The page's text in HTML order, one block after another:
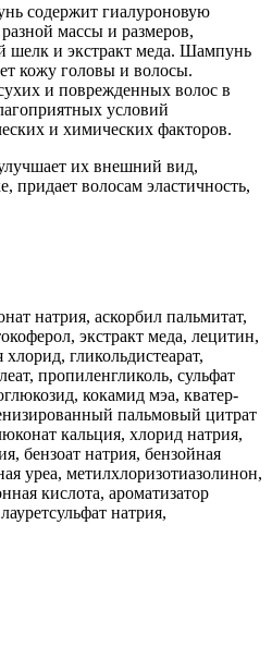
содержит гиалуроновую
массы и размеров,
шелк и экстракт меда. Шампунь
кожу головы и волосы.
и поврежденных волос в
условий
и химических факторов.
их внешний вид,
придает волосам эластичность,
натрия, аскорбил пальмитат,
экстракт меда, лецитин,
гликольдистеарат,
пропиленгликоль, сульфат
кокамид мэа, кватер-
пальмовый цитрат
кальция, хлорид натрия,
бензоат натрия, бензойная
уреа, метилхлоризотиазолинон,
кислота, ароматизатор
натрия,